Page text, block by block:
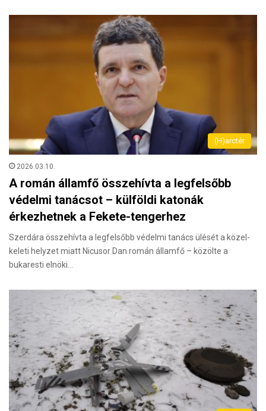
(H)arctér
2026.03.10.
A román államfő összehívta a legfelsőbb
védelmi tanácsot – külföldi katonák
érkezhetnek a Fekete-tengerhez
Szerdára összehívta a legfelsőbb védelmi tanács ülését a közel-
keleti helyzet miatt Nicusor Dan román államfő – közölte a
bukaresti elnöki…